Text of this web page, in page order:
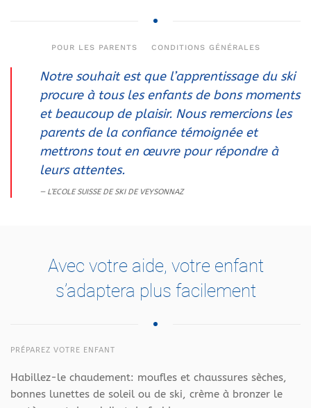
POUR LES PARENTS CONDITIONS GÉNÉRALES
Notre souhait est que l’apprentissage du ski
procure à tous les enfants de bons moments
et beaucoup de plaisir. Nous remercions les
parents de la confiance témoignée et
mettrons tout en œuvre pour répondre à
leurs attentes.
L’ECOLE SUISSE DE SKI DE VEYSONNAZ
Avec votre aide, votre enfant
s’adaptera plus facilement
PRÉPAREZ VOTRE ENFANT
Habillez-le chaudement: moufles et chaussures sèches,
bonnes lunettes de soleil ou de ski, crème à bronzer le